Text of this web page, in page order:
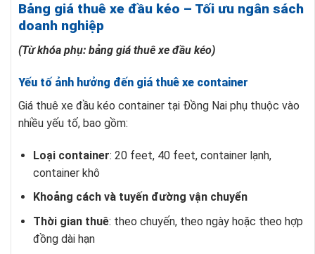
Bảng giá thuê xe đầu kéo – Tối ưu ngân sách
doanh nghiệp
(Từ khóa phụ: bảng giá thuê xe đầu kéo)
Yếu tố ảnh hưởng đến giá thuê xe container
Giá thuê xe đầu kéo container tại Đồng Nai phụ thuộc vào
nhiều yếu tố, bao gồm:
Loại container: 20 feet, 40 feet, container lạnh,
container khô
Khoảng cách và tuyến đường vận chuyển
Thời gian thuê: theo chuyến, theo ngày hoặc theo hợp
đồng dài hạn